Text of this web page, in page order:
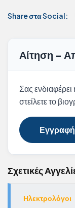
Share στα Social:
Αίτηση -
Σας
στείλετε το
Εγγραφή
Σχετικές
Ηλεκτρολόγοι